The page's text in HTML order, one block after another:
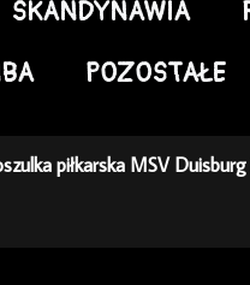
SKANDYNAWIA
POZOSTAŁE
piłkarska MSV